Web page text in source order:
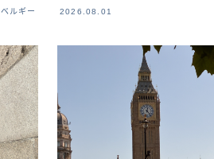
ベルギー 2026.08.01